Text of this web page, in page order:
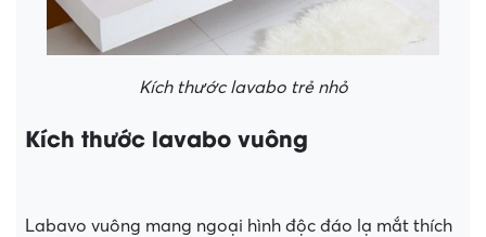
Kích thước lavabo trẻ nhỏ
Kích thước lavabo vuông
Labavo vuông mang ngoại hình độc đáo lạ mắt thích